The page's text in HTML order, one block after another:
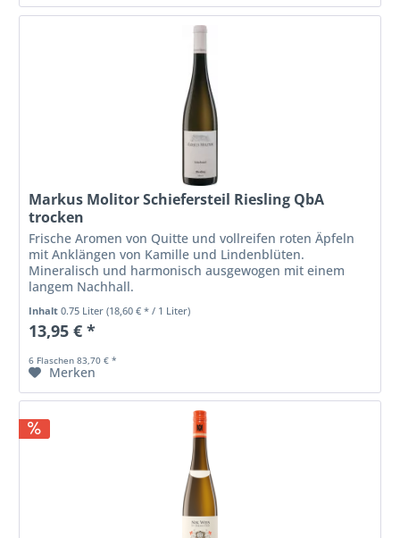
Markus Molitor Schiefersteil Riesling QbA
trocken
Frische Aromen von Quitte und vollreifen roten Äpfeln
mit Anklängen von Kamille und Lindenblüten.
Mineralisch und harmonisch ausgewogen mit einem
langem Nachhall.
Inhalt0.75 Liter(18,60 € * / 1 Liter)
13,95 € *
6 Flaschen 83,70 € *
Merken